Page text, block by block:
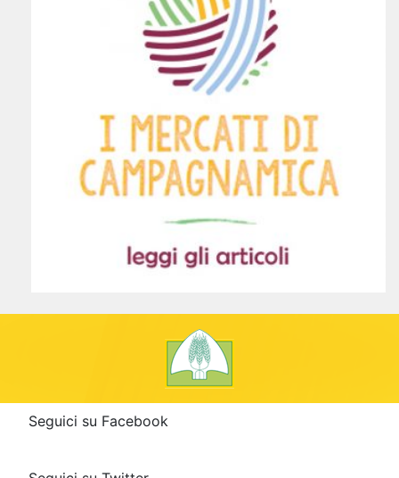
Seguici su Facebook